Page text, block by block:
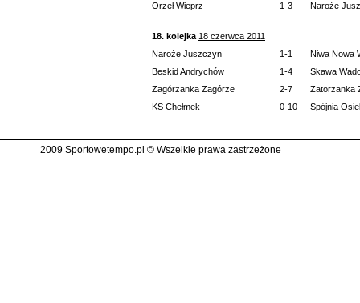
Orzeł Wieprz
1-3 Naroże
18. kolejka 18 czerwca 2011
Naroże Juszczyn
1-1
Niwa Nowa
Beskid Andrychów
1-4
Skawa
Zagórzanka Zagórze
2-7
Zatorzanka
KS Chełmek
0-10 Spójnia
2009 Sportowetempo.pl © Wszelkie prawa zastrzeżone